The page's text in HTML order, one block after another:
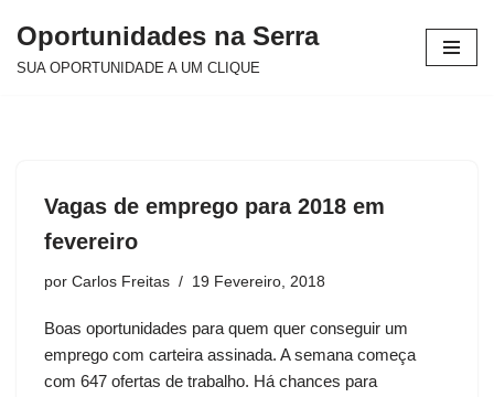
Avançar
Oportunidades na Serra
SUA OPORTUNIDADE A UM CLIQUE
Vagas de emprego para 2018 em
fevereiro
por Carlos Freitas 19 Fevereiro, 2018
Boas oportunidades para quem quer conseguir um
emprego com carteira assinada. A semana começa
com 647 ofertas de trabalho. Há chances para